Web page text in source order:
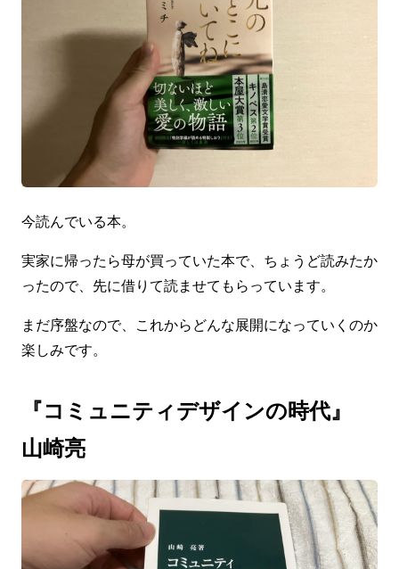
今読んでいる本。
実家に帰ったら母が買っていた本で、ちょうど読みたか
ったので、先に借りて読ませてもらっています。
まだ序盤なので、これからどんな展開になっていくのか
楽しみです。
『コミュニティデザインの時代』
山崎亮